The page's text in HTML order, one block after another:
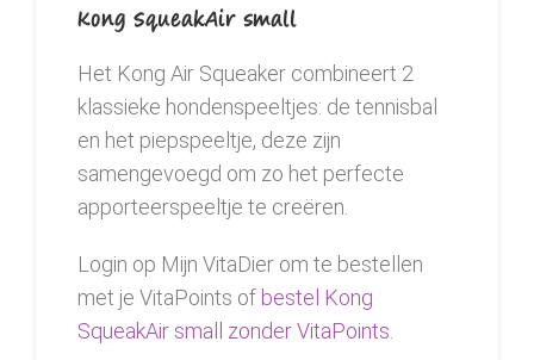
Kong SqueakAir small
Het Kong Air Squeaker combineert 2
klassieke hondenspeeltjes: de tennisbal
en het piepspeeltje, deze zijn
samengevoegd om zo het perfecte
apporteerspeeltje te creëren.
Login op Mijn VitaDier om te bestellen
met je VitaPoints of bestel Kong
SqueakAir small zonder VitaPoints